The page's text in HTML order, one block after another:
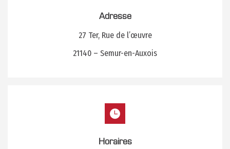
Adresse
27 Ter, Rue de l’œuvre
21140 – Semur-en-Auxois
Horaires